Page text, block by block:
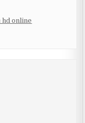
hd online